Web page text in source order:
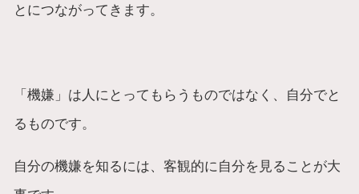
とにつながってきます。
「機嫌」は人にとってもらうものではなく、自分でと
るものです。
自分の機嫌を知るには、客観的に自分を見ることが大